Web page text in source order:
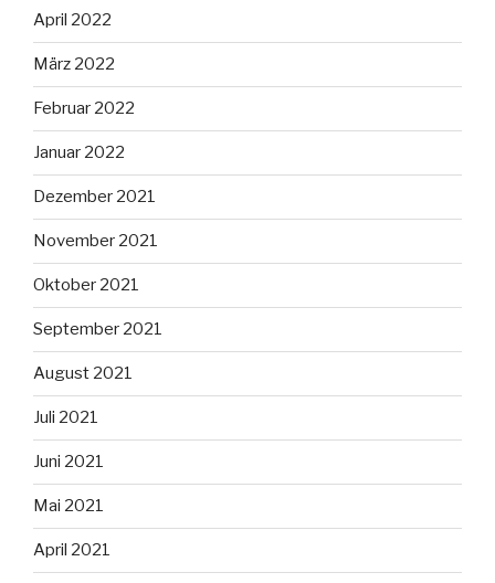
April 2022
März 2022
Februar 2022
Januar 2022
Dezember 2021
November 2021
Oktober 2021
September 2021
August 2021
Juli 2021
Juni 2021
Mai 2021
April 2021